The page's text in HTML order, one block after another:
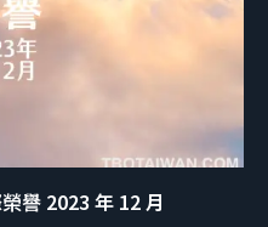
譽 2023 年 12 月